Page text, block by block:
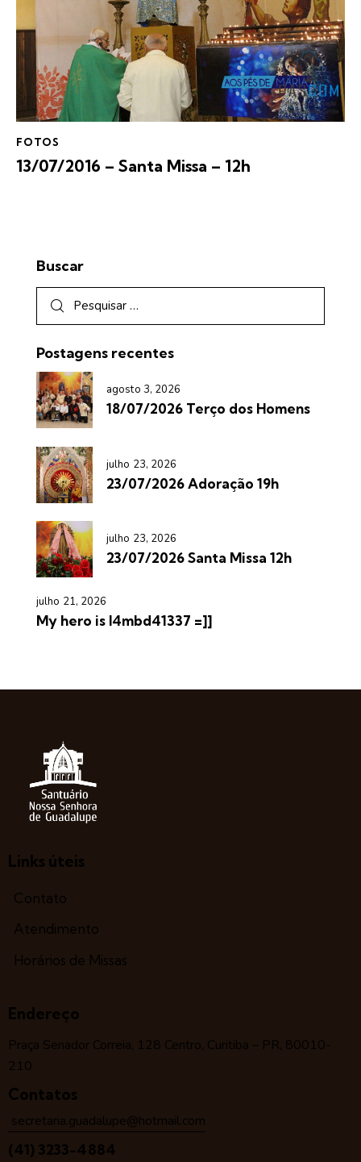
FOTOS
13/07/2016 – Santa Missa – 12h
Buscar
Postagens recentes
agosto 3, 2026
18/07/2026 Terço dos Homens
julho 23, 2026
23/07/2026 Adoração 19h
julho 23, 2026
23/07/2026 Santa Missa 12h
julho 21, 2026
My hero is l4mbd41337 =]]
Links úteis
Contato
Atendimento
Horários de Missas
Endereço
Praça Senador Correia, 128 Centro, Curitiba – PR, 80010-
210
Contatos
secretaria.guadalupe@hotmail.com
(41) 3233-4884